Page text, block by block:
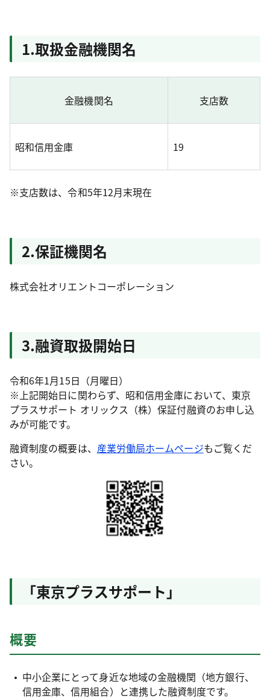
1.取扱金融機関名
金融機関名 支店数
昭和信用金庫 19
※支店数は、令和5年12月末現在
2.保証機関名
株式会社オリエントコーポレーション
3.融資取扱開始日
令和6年1月15日（月曜日）
※上記開始日に関わらず、昭和信用金庫において、東京
プラスサポート オリックス（株）保証付融資のお申し込
みが可能です。
融資制度の概要は、 産業労働局ホームページもご覧くだ
さい。
「東京プラスサポート」
概要
中小企業にとって身近な地域の金融機関（地方銀行、
信用金庫、信用組合）と連携した融資制度です。